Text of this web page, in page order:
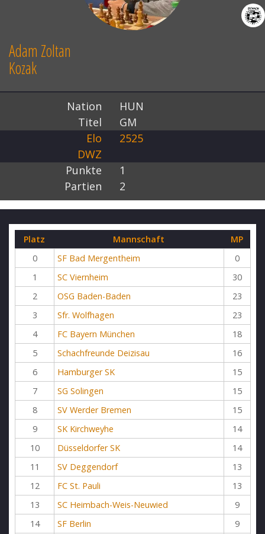
Adam Zoltan
Kozak
Nation
HUN
Titel
GM
Elo
2525
DWZ
Punkte
1
Partien
2
Platz Mannschaft
MP
0
SF Bad Mergentheim
0
1
SC Viernheim
30
2
OSG Baden-Baden
23
3
Sfr. Wolfhagen
23
4
FC Bayern München
18
5
Schachfreunde Deizisau
16
6
Hamburger SK
15
7
SG Solingen
15
8
SV Werder Bremen
15
9
SK Kirchweyhe
14
10
Düsseldorfer SK
14
11
SV Deggendorf
13
12
FC St. Pauli
13
13
SC Heimbach-Weis-Neuwied
9
14
SF Berlin
9